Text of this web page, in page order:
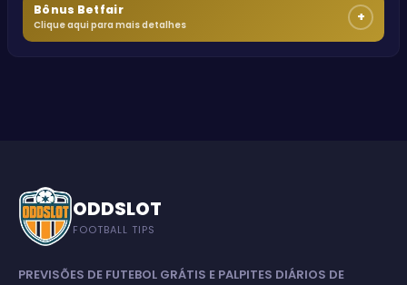
Bônus Betfair
Clique aqui para mais detalhes +
ODDSLOT
FOOTBALL TIPS
PREVISÕES DE FUTEBOL GRÁTIS E PALPITES DIÁRIOS DE